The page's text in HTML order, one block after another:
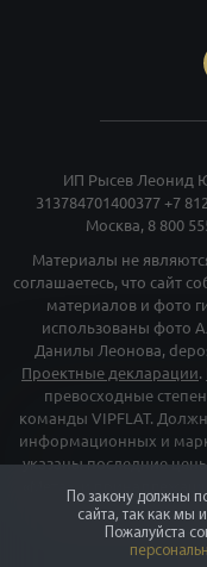
ИП Рысев Леонид
313784701400377 +7
Москва, 8 800
Материалы не
соглашаетесь, что сайт
материалов и фото
использованы фото
Данилы Леонова,
Проектные декларации.
превосходные
команды VIPFLAT.
информационных и
указаны последние
«Мета», и
признаны
По закону должны
сайта, так как мы
Пожалуйста